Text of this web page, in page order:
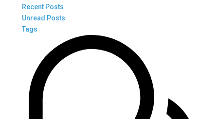
Recent Posts
Unread Posts
Tags